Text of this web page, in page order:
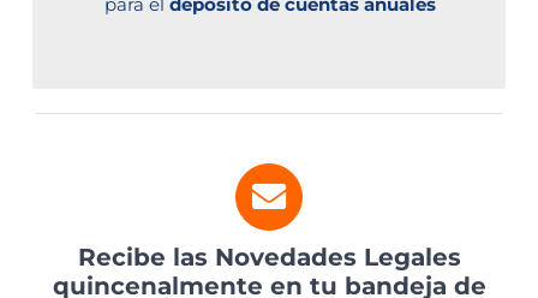
Recibe las Novedades Legales
quincenalmente en tu bandeja de